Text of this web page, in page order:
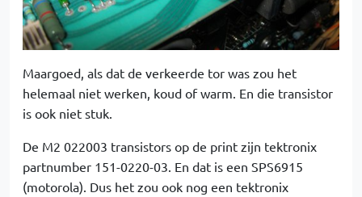
Maargoed, als dat de verkeerde tor was zou het
helemaal niet werken, koud of warm. En die transistor
is ook niet stuk.
De M2 022003 transistors op de print zijn tektronix
partnumber 151-0220-03. En dat is een SPS6915
(motorola). Dus het zou ook nog een tektronix